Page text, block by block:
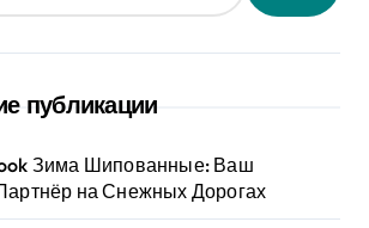
публикации
Зима Шипованные: Ваш
на Снежных Дорогах